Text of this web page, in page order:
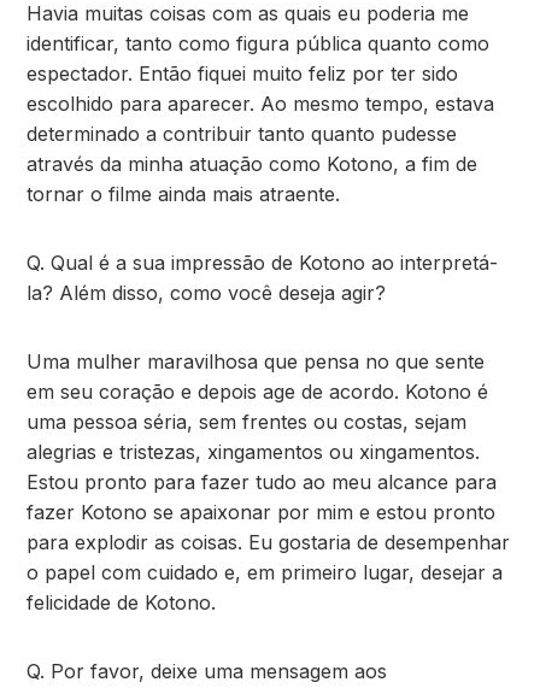
Havia muitas coisas com as quais eu poderia me
identificar, tanto como figura pública quanto como
espectador. Então fiquei muito feliz por ter sido
escolhido para aparecer. Ao mesmo tempo, estava
determinado a contribuir tanto quanto pudesse
através da minha atuação como Kotono, a fim de
tornar o filme ainda mais atraente.
Q. Qual é a sua impressão de Kotono ao interpretá-
la? Além disso, como você deseja agir?
Uma mulher maravilhosa que pensa no que sente
em seu coração e depois age de acordo. Kotono é
uma pessoa séria, sem frentes ou costas, sejam
alegrias e tristezas, xingamentos ou xingamentos.
Estou pronto para fazer tudo ao meu alcance para
fazer Kotono se apaixonar por mim e estou pronto
para explodir as coisas. Eu gostaria de desempenhar
o papel com cuidado e, em primeiro lugar, desejar a
felicidade de Kotono.
Q. Por favor, deixe uma mensagem aos